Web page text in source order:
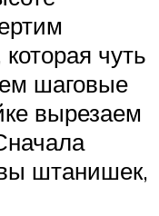
чуть
шаговые
вырезаем
штанишек,